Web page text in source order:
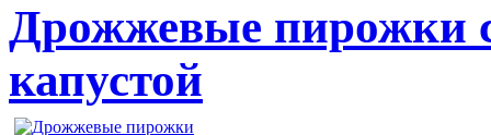
Дрожжевые пирожки
капустой